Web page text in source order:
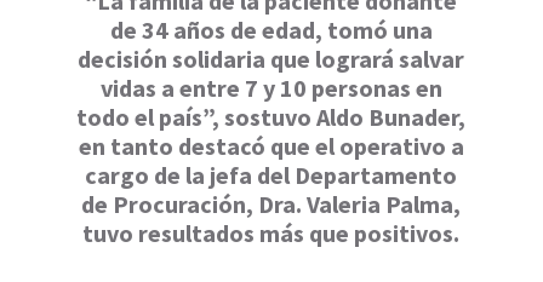
de 34 años de edad, tomó una
decisión solidaria que logrará salvar
vidas a entre 7 y 10 personas en
todo el país”, sostuvo Aldo Bunader,
en tanto destacó que el operativo a
cargo de la jefa del Departamento
de Procuración, Dra. Valeria Palma,
tuvo resultados más que positivos.